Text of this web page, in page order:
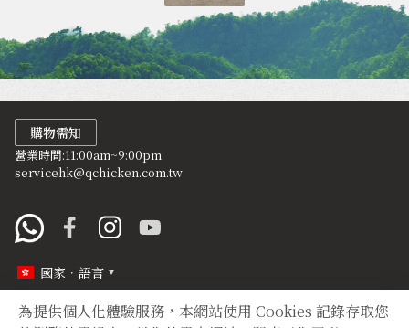
為提供個人化體驗服務，本網站使用 Cookies 記錄存取您
購物需知
營業時間:11:00am~9:00pm
servicehk@qchicken.com.tw
國家．語言